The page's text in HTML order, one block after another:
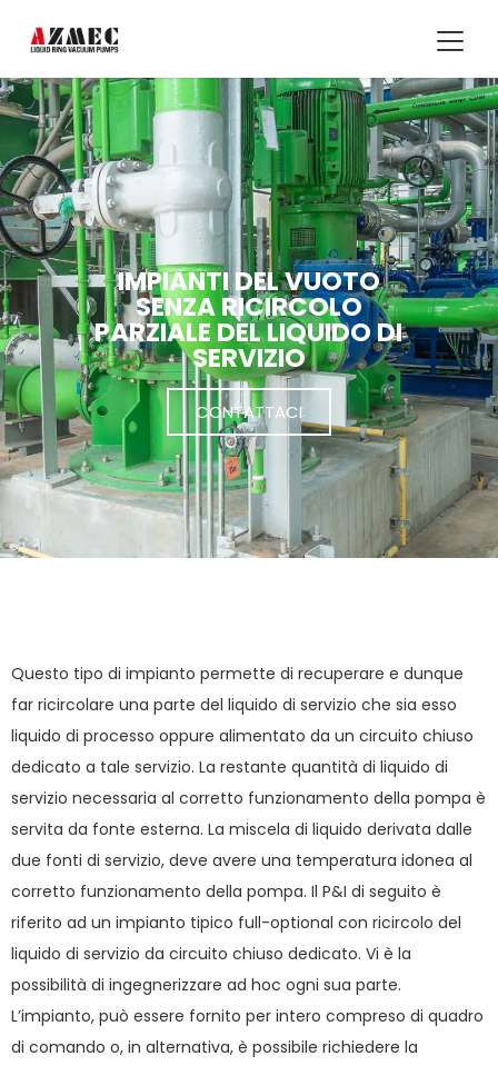
IMPIANTI DEL VUOTO
SENZA RICIRCOLO
PARZIALE DEL LIQUIDO DI
SERVIZIO
CONTATTACI
Questo tipo di impianto permette di recuperare e dunque
far ricircolare una parte del liquido di servizio che sia esso
liquido di processo oppure alimentato da un circuito chiuso
dedicato a tale servizio. La restante quantità di liquido di
servizio necessaria al corretto funzionamento della pompa è
servita da fonte esterna. La miscela di liquido derivata dalle
due fonti di servizio, deve avere una temperatura idonea al
corretto funzionamento della pompa. Il P&I di seguito è
riferito ad un impianto tipico full-optional con ricircolo del
liquido di servizio da circuito chiuso dedicato. Vi è la
possibilità di ingegnerizzare ad hoc ogni sua parte.
L’impianto, può essere fornito per intero compreso di quadro
di comando o, in alternativa, è possibile richiedere la